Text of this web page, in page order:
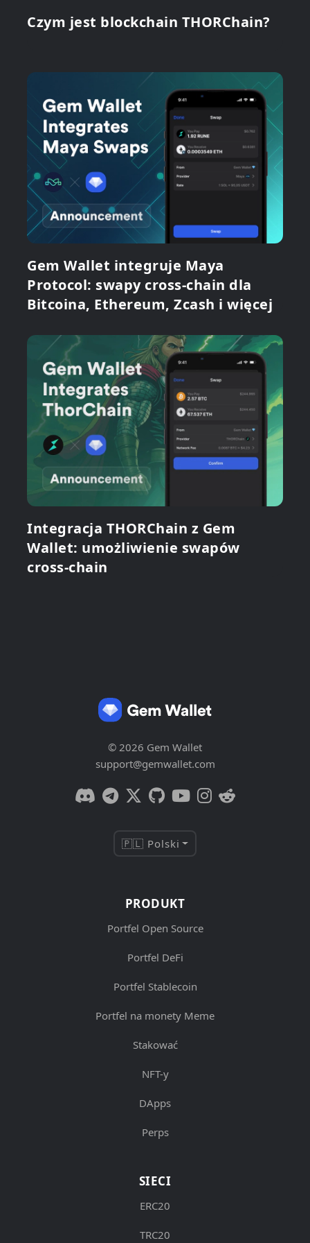
Czym jest blockchain THORChain?
Gem Wallet integruje Maya
Protocol: swapy cross-chain dla
Bitcoina, Ethereum, Zcash i więcej
Integracja THORChain z Gem
Wallet: umożliwienie swapów
cross-chain
© 2026 Gem Wallet
support@gemwallet.com
🇵🇱 Polski
PRODUKT
Portfel Open Source
Portfel DeFi
Portfel Stablecoin
Portfel na monety Meme
Stakować
NFT-y
DApps
Perps
SIECI
ERC20
TRC20